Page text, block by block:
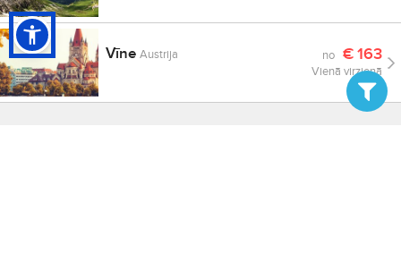
VīneAustrija no €163
Vienā virzienā